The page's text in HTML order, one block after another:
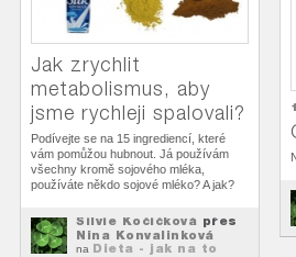
Jak zrychlit
metabolismus, aby
jsme rychleji spalovali?
Podívejte se na 15 ingrediencí, které
vám pomůžou hubnout. Já používám
všechny kromě sojového mléka,
používáte někdo sojové mléko? A jak?
Silvie Kočičková přes
Nina Konvalinková
na Dieta - jak na to
1